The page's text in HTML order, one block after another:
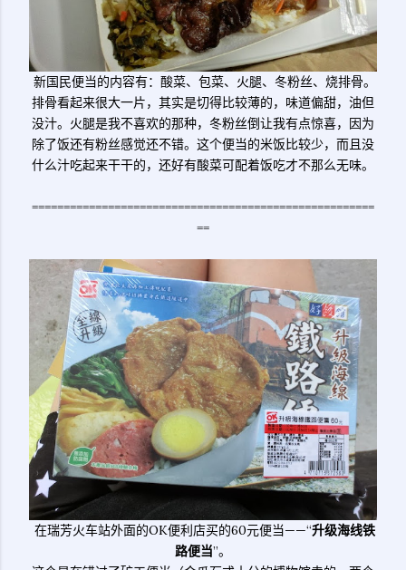
新国民便当的内容有：酸菜、包菜、火腿、冬粉丝、烧排骨。
排骨看起来很大一片，其实是切得比较薄的，味道偏甜，油但
没汁。火腿是我不喜欢的那种，冬粉丝倒让我有点惊喜，因为
除了饭还有粉丝感觉还不错。这个便当的米饭比较少，而且没
什么汁吃起来干干的，还好有酸菜可配着饭吃才不那么无味。
======================================================
==
在瑞芳火车站外面的OK便利店买的60元便当——“升级海线铁
路便当”。